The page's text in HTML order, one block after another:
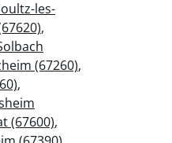
les-
,
(67260),
,
(67600),